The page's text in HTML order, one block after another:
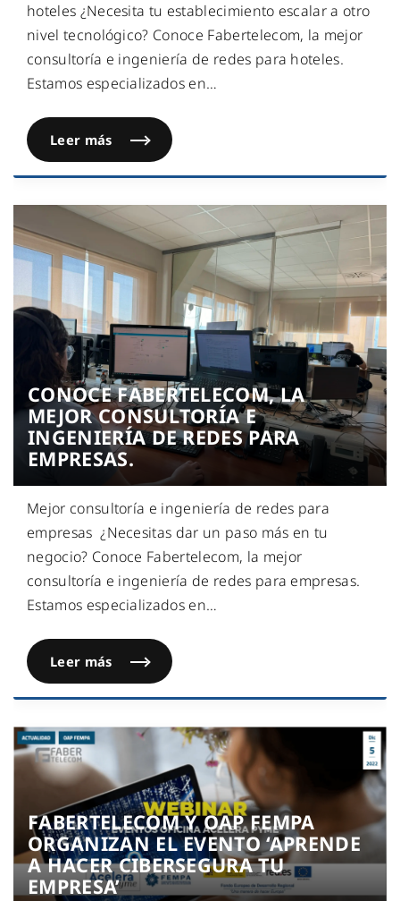
hoteles ¿Necesita tu establecimiento escalar a otro
nivel tecnológico? Conoce Fabertelecom, la mejor
consultoría e ingeniería de redes para hoteles.
Estamos especializados en…
Leer más
CONOCE FABERTELECOM, LA
MEJOR CONSULTORÍA E
INGENIERÍA DE REDES PARA
EMPRESAS.
Mejor consultoría e ingeniería de redes para
empresas ¿Necesitas dar un paso más en tu
negocio? Conoce Fabertelecom, la mejor
consultoría e ingeniería de redes para empresas.
Estamos especializados en…
Leer más
FABERTELECOM Y OAP FEMPA
ORGANIZAN EL EVENTO ‘APRENDE
A HACER CIBERSEGURA TU
EMPRESA’